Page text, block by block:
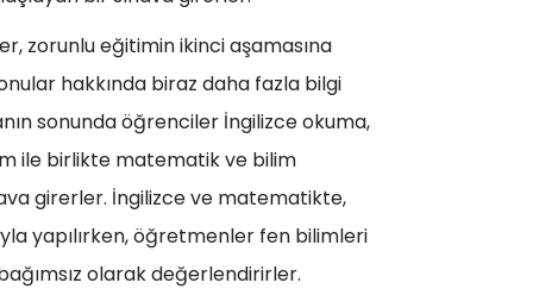
zorunlu eğitimin ikinci aşamasına
hakkında biraz daha fazla bilgi
sonunda öğrenciler İngilizce okuma,
ile birlikte matematik ve bilim
girerler. İngilizce ve matematikte,
yapılırken, öğretmenler fen bilimleri
olarak değerlendirirler.